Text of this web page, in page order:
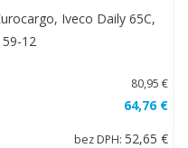
Iveco Daily 65C,
12
80,95 €
64,76 €
bez DPH: 52,65 €